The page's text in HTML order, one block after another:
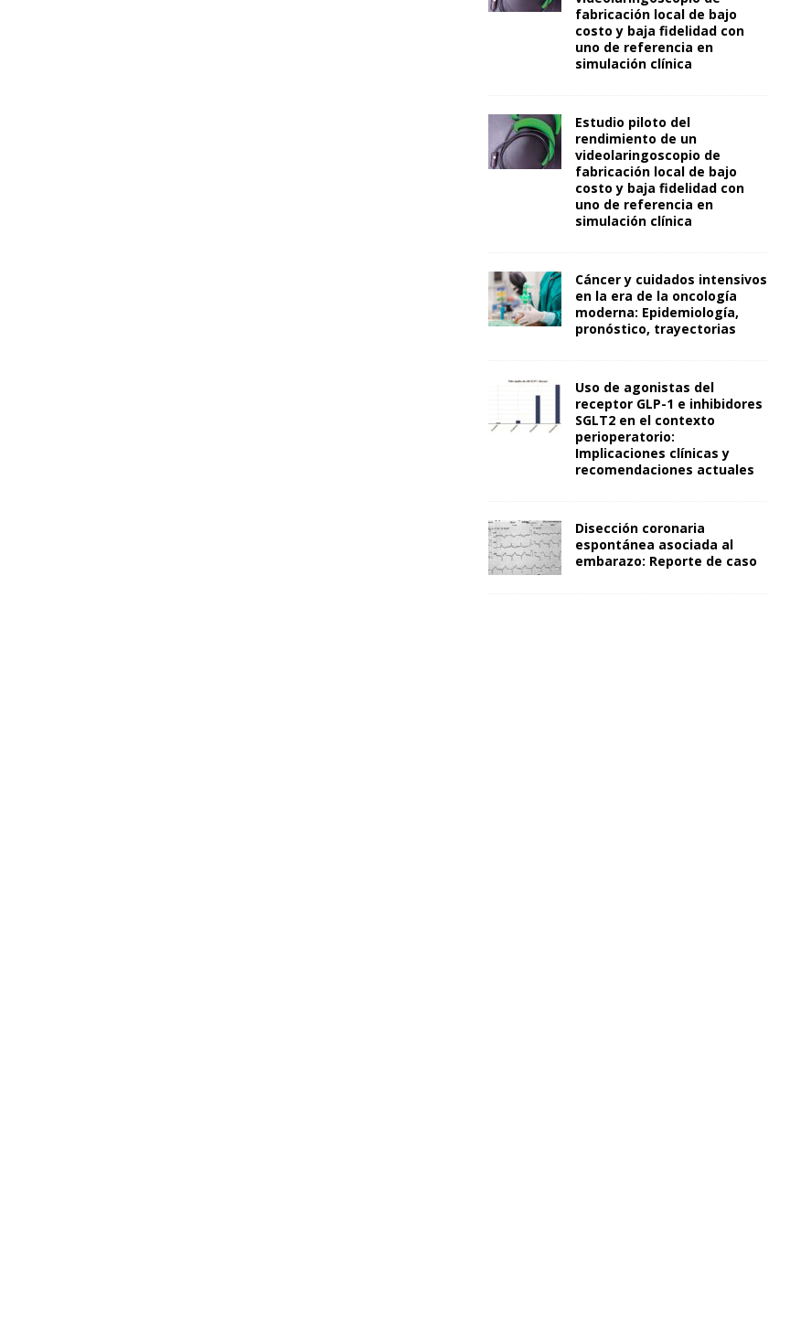
fabricación local de bajo
costo y baja fidelidad con
uno de referencia en
simulación clínica
Estudio piloto del
rendimiento de un
videolaringoscopio de
fabricación local de bajo
costo y baja fidelidad con
uno de referencia en
simulación clínica
Cáncer y cuidados intensivos
en la era de la oncología
moderna: Epidemiología,
pronóstico, trayectorias
Uso de agonistas del
receptor GLP-1 e inhibidores
SGLT2 en el contexto
perioperatorio:
Implicaciones clínicas y
recomendaciones actuales
Disección coronaria
espontánea asociada al
embarazo: Reporte de caso